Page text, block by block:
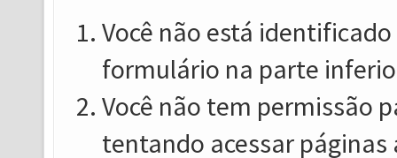
Você não está
formulário na parte
Você não tem permissão
tentando acessar